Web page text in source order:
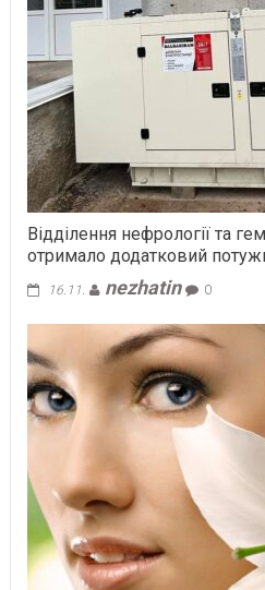
Відділення нефрології та
отримало додатковий
16.11. nezhatin 0